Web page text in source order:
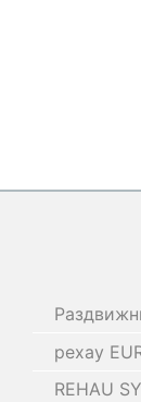
рехау
REHAU